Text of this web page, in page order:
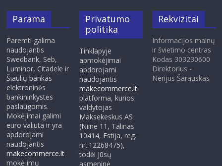
Parama
Paremti galima
naudojantis
Swedbank, Seb,
Luminor, Citadele ir
Šiaulių bankas
elektroninės
bankininkystės
paslaugomis.
Mokėjimai galimi
euro valiuta ir yra
apdorojami
naudojantis
makecommerce.lt
mokėjimų
Privatumo
politika
Tinklapyje
apmokėjimai
apdorojami
naudojantis
makecommerce.lt
platforma, kurios
valdytojas
Maksekeskus AS
(Niine 11, Talinas
10414, Estija, reg.
nr.:12268475),
todėl Jūsų
asmeninė
Rekvizitai
Informacijos mainų
ir švietimo centras
Kodas 303230600
Direktorius -
Nerijus Šarauskas